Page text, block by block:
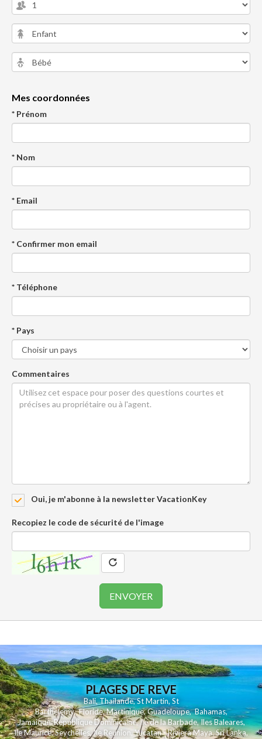
Mes coordonnées
* Prénom
* Nom
* Email
* Confirmer mon email
* Téléphone
* Pays
Commentaires
Oui, je m'abonne à la newsletter VacationKey
Recopiez le code de sécurité de l'image
PLAGES DE REVE
Bali,Thailande,St Martin,St
Barthelemy,Floride,Martinique,Guadeloupe,Bahamas,
Jamaique,Republique Dominicaine,Ile de la Barbade,Iles Baleares,
Ile Maurice,Seychelles,Ile Reunion,Yucatan - Riviera Maya,Sri Lanka,